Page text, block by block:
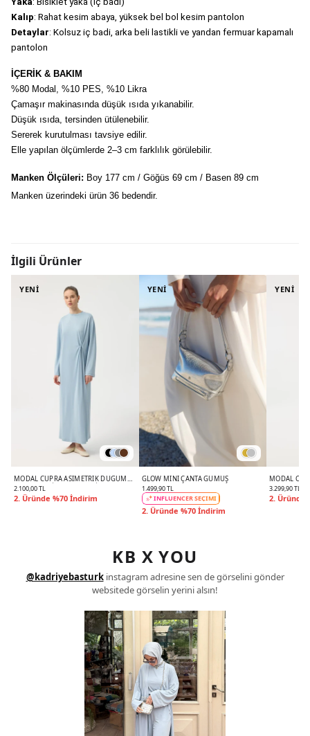
Kalıp: Rahat kesim abaya, yüksek bel bol kesim pantolon
Detaylar: Kolsuz iç badi, arka beli lastikli ve yandan fermuar kapamalı
pantolon
İÇERİK & BAKIM
%80 Modal, %10 PES, %10 Likra
Çamaşır makinasında düşük ısıda yıkanabilir.
Düşük ısıda, tersinden ütülenebilir.
Sererek kurutulması tavsiye edilir.
Elle yapılan ölçümlerde 2–3 cm farklılık görülebilir.
Manken Ölçüleri: Boy 177 cm / Göğüs 69 cm / Basen 89 cm
Manken üzerindeki ürün 36 bedendir.
İlgili Ürünler
YENİ
MODAL CUPRA ASIMETRIK DÜĞÜM
2.100,00 TL
2. Üründe %70 İndirim
YENİ
GLOW MINI ÇANTA GÜMÜŞ
1.499,90 TL
INFLUENCER SEÇİMİ
2. Üründe %70 İndirim
YENİ
MODAL
AÇIK MAVI
3.299,90 TL
2. Üründe
KB X YOU
@kadriyebasturk instagram adresine sen de görselini gönder
websitede görselin yerini alsın!